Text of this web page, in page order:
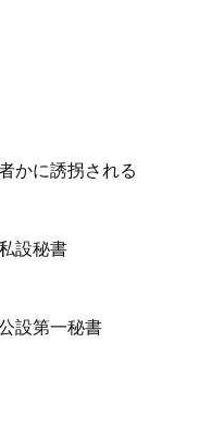
かに誘拐される
設秘書
設第一秘書